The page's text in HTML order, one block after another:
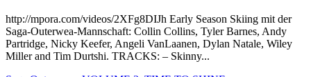
http://mpora.com/videos/2XFg8DIJh Early Season Skiing mit der
Saga-Outerwea-Mannschaft: Collin Collins, Tyler Barnes, Andy
Partridge, Nicky Keefer, Angeli VanLaanen, Dylan Natale, Wiley
Miller and Tim Durtshi. TRACKS: – Skinny...